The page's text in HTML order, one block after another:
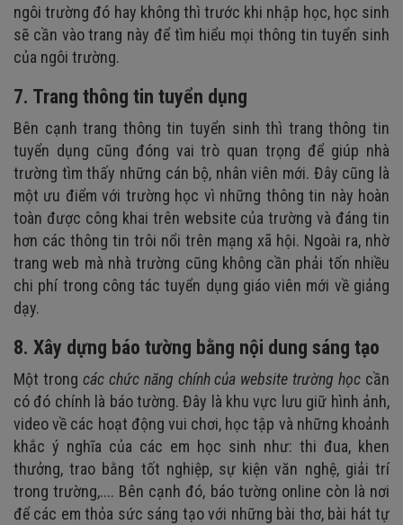
ngôi trường đó hay không thì trước khi nhập học, học sinh
sẽ cần vào trang này để tìm hiểu mọi thông tin tuyển sinh
của ngôi trường.
7. Trang thông tin tuyển dụng
Bên cạnh trang thông tin tuyển sinh thì trang thông tin
tuyển dụng cũng đóng vai trò quan trọng để giúp nhà
trường tìm thấy những cán bộ, nhân viên mới. Đây cũng là
một ưu điểm với trường học vì những thông tin này hoàn
toàn được công khai trên website của trường và đáng tin
hơn các thông tin trôi nổi trên mạng xã hội. Ngoài ra, nhờ
trang web mà nhà trường cũng không cần phải tốn nhiều
chi phí trong công tác tuyển dụng giáo viên mới về giảng
dạy.
8. Xây dựng báo tường bằng nội dung sáng tạo
Một trong các chức năng chính của website trường học cần
có đó chính là báo tường. Đây là khu vực lưu giữ hình ảnh,
video về các hoạt động vui chơi, học tập và những khoảnh
khắc ý nghĩa của các em học sinh như: thi đua, khen
thưởng, trao bằng tốt nghiệp, sự kiện văn nghệ, giải trí
trong trường,.... Bên cạnh đó, báo tường online còn là nơi
để các em thỏa sức sáng tạo với những bài thơ, bài hát tự